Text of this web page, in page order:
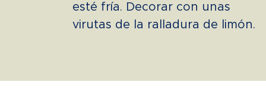
esté fría. Decorar con unas
virutas de la ralladura de limón.